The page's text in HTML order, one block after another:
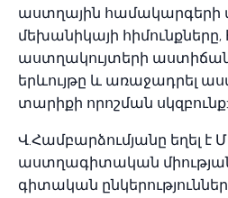
աստղային
մեխանիկայի
աստղակույտերի
երևույթը և առաջադրել
տարիքի որոշման սկզբունք:
Վ.Համբարձումյանը եղել է
աստղագիտական
գիտական